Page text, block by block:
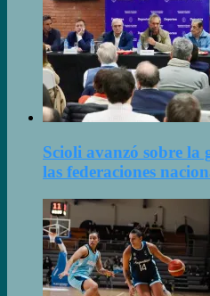
Scioli avanzó sobre la
las federaciones